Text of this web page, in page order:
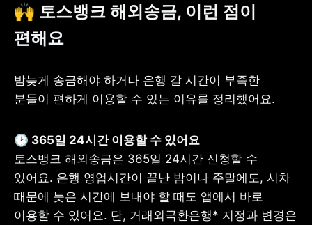
🙌 토스뱅크 해외송금, 이런 점이
편해요
밤늦게 송금해야 하거나 은행 갈 시간이 부족한
분들이 편하게 이용할 수 있는 이유를 정리했어요.
토스뱅크 해외송금은 365일 24시간 신청할 수
있어요. 은행 영업시간이 끝난 밤이나 주말에도, 시차
때문에 늦은 시간에 보내야 할 때도 앱에서 바로
이용할 수 있어요. 단, 거래외국환은행* 지정과 변경은